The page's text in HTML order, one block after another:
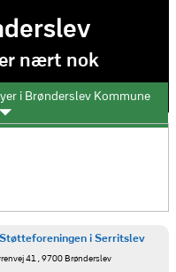
nært nok
i Brønderslev Kommune
i Serritslev
41 , 9700 Brønderslev